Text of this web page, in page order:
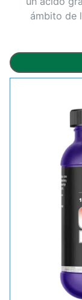
ámbito de